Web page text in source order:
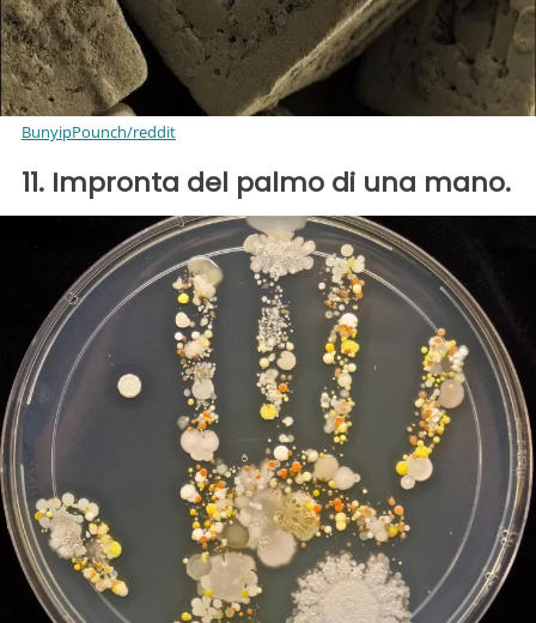
BunyipPounch/reddit
11. Impronta del palmo di una mano.